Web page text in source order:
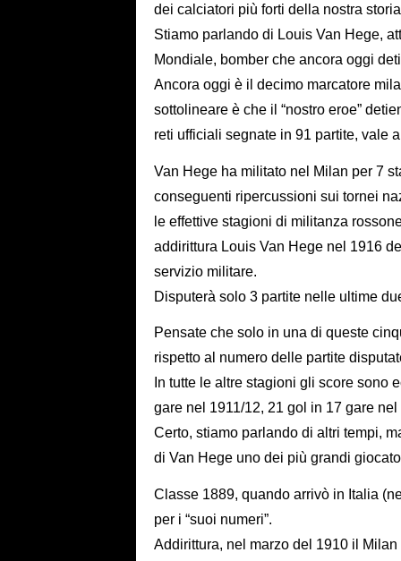
dei calciatori più forti della nostra
Stiamo parlando di Louis Van Hege,
Mondiale, bomber che ancora oggi
Ancora oggi è il decimo marcatore
sottolineare è che il “nostro eroe”
reti ufficiali segnate in 91 partite, vale
Van Hege ha militato nel Milan per 7
conseguenti ripercussioni sui tornei
le effettive stagioni di militanza
addirittura Louis Van Hege nel 1916
servizio militare.
Disputerà solo 3 partite nelle ultime
Pensate che solo in una di queste
rispetto al numero delle partite
In tutte le altre stagioni gli score sono
gare nel 1911/12, 21 gol in 17 gare
Certo, stiamo parlando di altri tempi,
di Van Hege uno dei più grandi
Classe 1889, quando arrivò in Italia
per i “suoi numeri”.
Addirittura, nel marzo del 1910 il